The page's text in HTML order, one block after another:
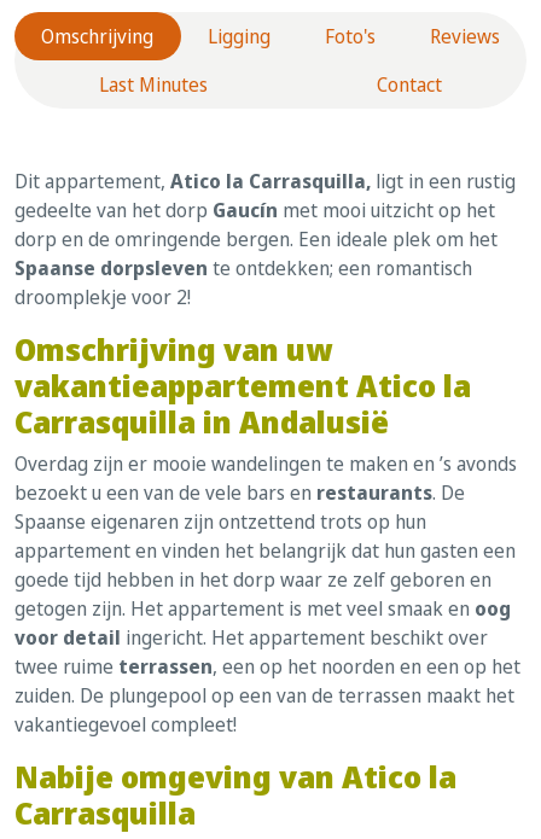
Omschrijving Ligging Foto's
Reviews
Last Minutes
Contact
Dit appartement, Atico la Carrasquilla, ligt in een rustig
gedeelte van het dorp Gaucín met mooi uitzicht op het
dorp en de omringende bergen. Een ideale plek om het
Spaanse dorpsleven te ontdekken; een romantisch
droomplekje voor 2!
Omschrijving van uw
vakantieappartement Atico la
Carrasquilla in Andalusië
Overdag zijn er mooie wandelingen te maken en ’s avonds
bezoekt u een van de vele bars en restaurants. De
Spaanse eigenaren zijn ontzettend trots op hun
appartement en vinden het belangrijk dat hun gasten een
goede tijd hebben in het dorp waar ze zelf geboren en
getogen zijn. Het appartement is met veel smaak en oog
voor detail ingericht. Het appartement beschikt over
twee ruime terrassen, een op het noorden en een op het
zuiden. De plungepool op een van de terrassen maakt het
vakantiegevoel compleet!
Nabije omgeving van Atico la
Carrasquilla